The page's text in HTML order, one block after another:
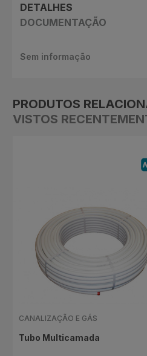
DETALHES
DOCUMENTAÇÃO
Sem informação
PRODUTOS
VISTOS
CANALIZAÇÃO E GÁS
Tubo Multicamada